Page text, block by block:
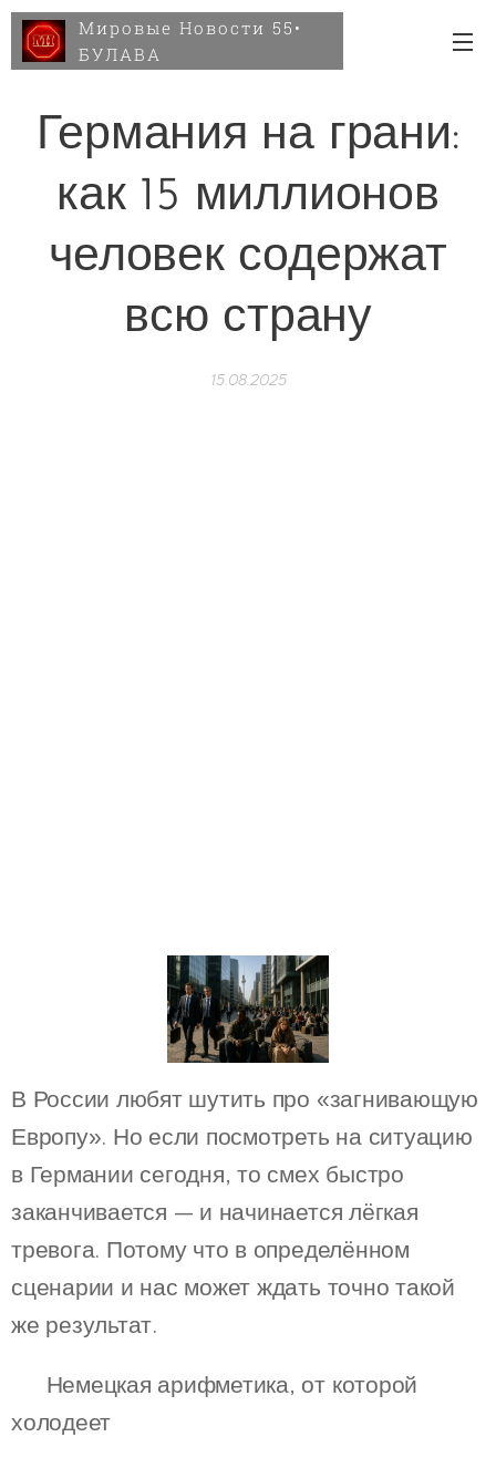
Мировые Новости 55•
БУЛАВА
Германия на грани:
как 15 миллионов
человек содержат
всю страну
15.08.2025
В России любят шутить про «загнивающую
Европу». Но если посмотреть на ситуацию
в Германии сегодня, то смех быстро
заканчивается — и начинается лёгкая
тревога. Потому что в определённом
сценарии и нас может ждать точно такой
же результат.
📉 Немецкая арифметика, от которой
холодеет